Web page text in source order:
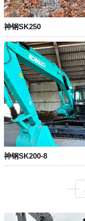
神钢SK250
神钢SK200-8